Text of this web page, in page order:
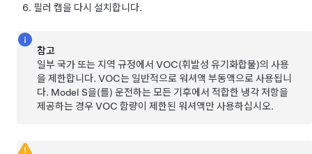
필러 캡을 다시 설치합니다.
참고
일부 국가 또는 지역 규정에서 VOC(휘발성 유기화합물)의 사용
을 제한합니다. VOC는 일반적으로 워셔액 부동액으로 사용됩니
다. Model S을(를) 운전하는 모든 기후에서 적합한 냉각 저항을
제공하는 경우 VOC 함량이 제한된 워셔액만 사용하십시오.